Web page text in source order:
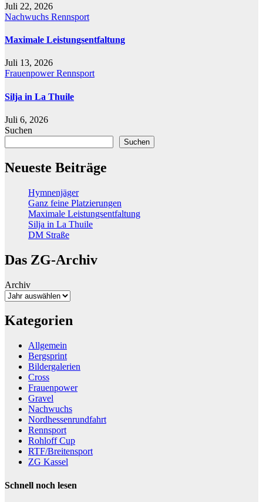
Juli 22, 2026
Nachwuchs Rennsport
Maximale Leistungsentfaltung
Juli 13, 2026
FrauenpowerRennsport
Silja in La Thuile
Juli 6, 2026
Suchen
Suchen
Neueste Beiträge
Hymnenjäger
Ganz feine Platzierungen
Maximale Leistungsentfaltung
Silja in La Thuile
DM Straße
Das ZG-Archiv
Archiv
Kategorien
Allgemein
Bergsprint
Bildergalerien
Cross
Frauenpower
Gravel
Nachwuchs
Nordhessenrundfahrt
Rennsport
Rohloff Cup
RTF/Breitensport
ZG Kassel
Schnell noch lesen